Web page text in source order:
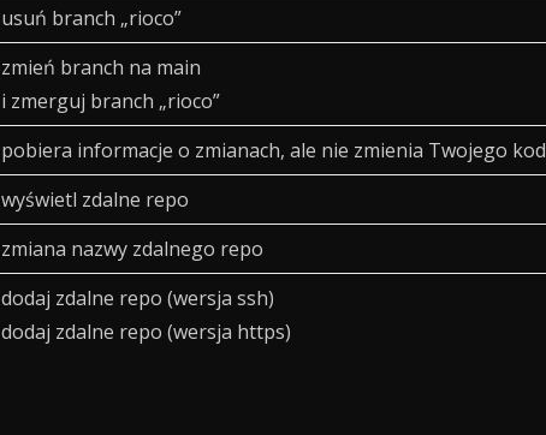
usuń branch „rioco”
zmień branch na main
i zmerguj branch „rioco”
pobiera informacje o zmianach, ale nie zmienia Twojego
wyświetl zdalne repo
zmiana nazwy zdalnego repo
dodaj zdalne repo (wersja ssh)
dodaj zdalne repo (wersja https)